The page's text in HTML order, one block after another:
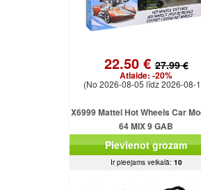
22.50 €27.99 €
Atlaide: -20%
(No 2026-08-05 līdz 2026-08-
X6999 Mattel Hot Wheels Car
64 MIX 9 GAB
Pievienot grozam
Ir pieejams veikalā: 10